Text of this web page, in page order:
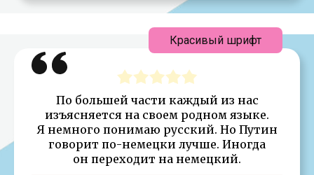
По большей части каждый из нас
изъясняется на своем родном языке.
Я немного понимаю русский. Но Путин
говорит по-немецки лучше. Иногда
он переходит на немецкий.
Красивый шрифт